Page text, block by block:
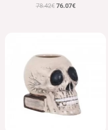
78.42€ 76.07€